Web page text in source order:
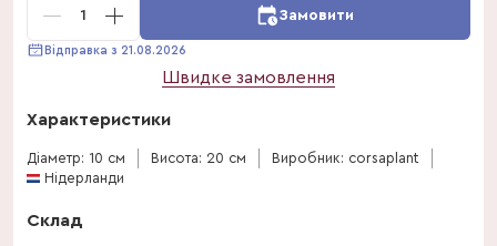
1 Замовити
Відправка з 21.08.2026
Швидке замовлення
Характеристики
Діаметр: 10 см Висота: 20 см
Виробник: corsaplant
Нідерланди
Склад